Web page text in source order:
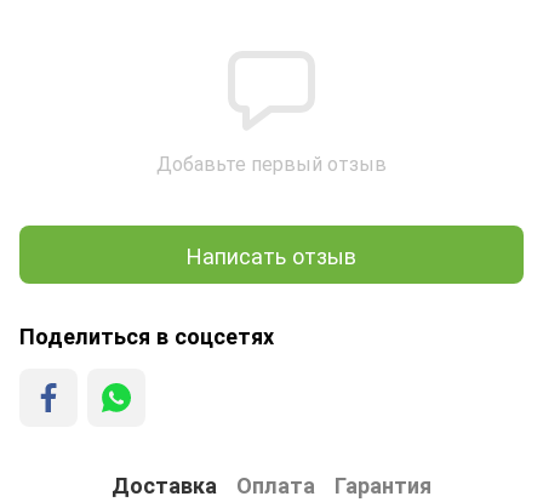
Добавьте первый отзыв
Написать отзыв
Поделиться в соцсетях
Доставка Оплата Гарантия